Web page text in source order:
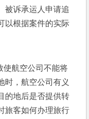
被诉承运人申请追
以根据案件的实际
使航空公司不能将
时，航空公司有义
的地后是否提供转
旅客如何办理旅行